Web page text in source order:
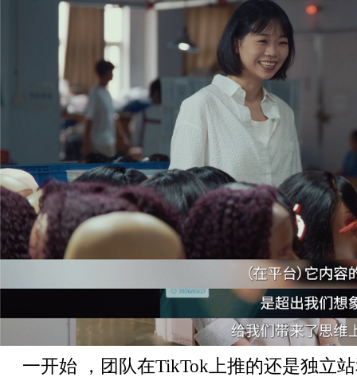
一开始 ，团队在TikTok上推的还是独立